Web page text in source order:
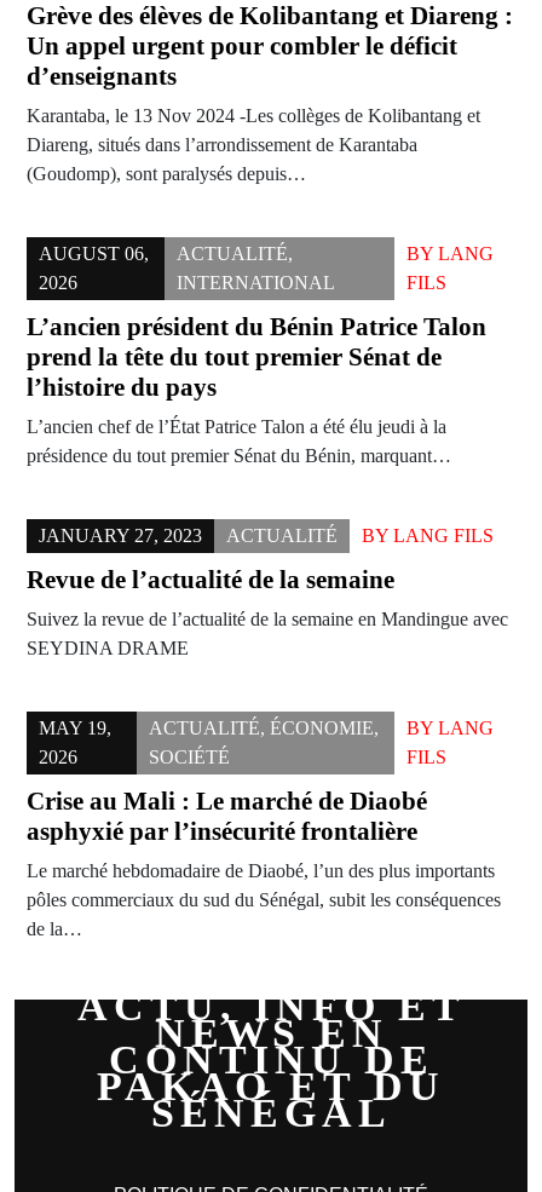
Grève des élèves de Kolibantang et Diareng :
Un appel urgent pour combler le déficit
d’enseignants
Karantaba, le 13 Nov 2024 -Les collèges de Kolibantang et
Diareng, situés dans l’arrondissement de Karantaba
(Goudomp), sont paralysés depuis…
AUGUST 06,
2026
ACTUALITÉ,
INTERNATIONAL
BY LANG
FILS
L’ancien président du Bénin Patrice Talon
prend la tête du tout premier Sénat de
l’histoire du pays
L’ancien chef de l’État Patrice Talon a été élu jeudi à la
présidence du tout premier Sénat du Bénin, marquant…
JANUARY 27, 2023 ACTUALITÉ BY LANG FILS
Revue de l’actualité de la semaine
Suivez la revue de l’actualité de la semaine en Mandingue avec
SEYDINA DRAME
MAY 19,
2026
ACTUALITÉ, ÉCONOMIE,
SOCIÉTÉ
BY LANG
FILS
Crise au Mali : Le marché de Diaobé
asphyxié par l’insécurité frontalière
Le marché hebdomadaire de Diaobé, l’un des plus importants
pôles commerciaux du sud du Sénégal, subit les conséquences
de la…
ACTU, INFO ET
NEWS EN
CONTINU DE
PAKAO ET DU
SÉNÉGAL